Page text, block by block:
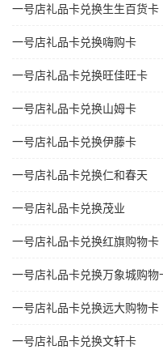
一号店礼品卡兑换生生百货卡
一号店礼品卡兑换嗨购卡
一号店礼品卡兑换旺佳旺卡
一号店礼品卡兑换山姆卡
一号店礼品卡兑换伊藤卡
一号店礼品卡兑换仁和春天
一号店礼品卡兑换茂业
一号店礼品卡兑换红旗购物卡
一号店礼品卡兑换万象城购物
一号店礼品卡兑换远大购物卡
一号店礼品卡兑换文轩卡